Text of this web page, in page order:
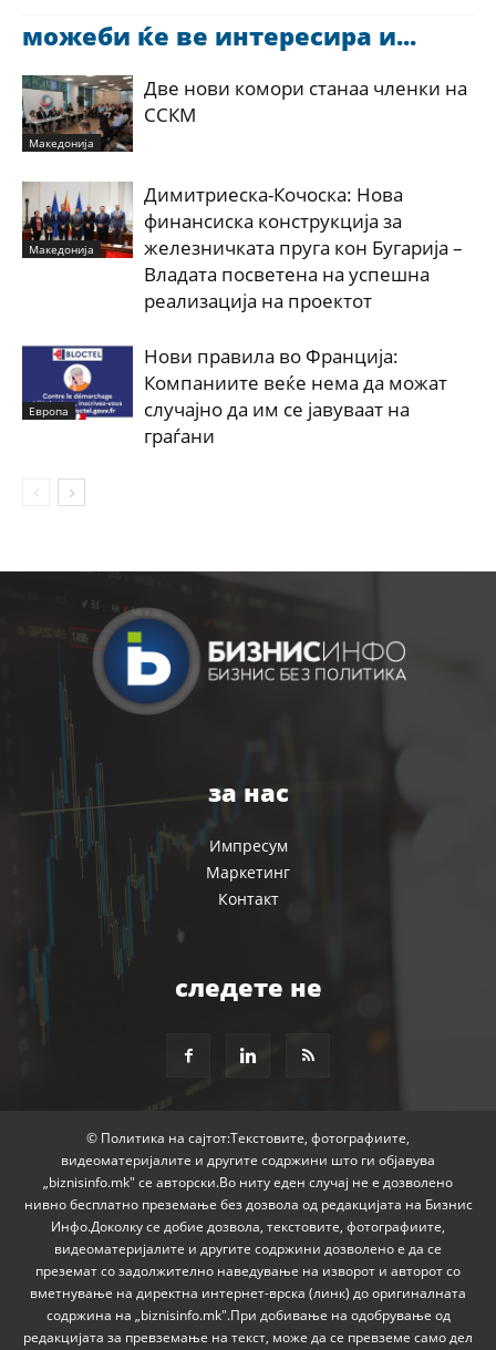
можеби ќе ве интересира и...
Македонија
Две нови комори станаа членки на
ССКМ
Македонија
Димитриеска-Кочоска: Нова
финансиска конструкција за
железничката пруга кон Бугарија –
Владата посветена на успешна
реализација на проектот
Европа
Нови правила во Франција:
Компаниите веќе нема да можат
случајно да им се јавуваат на
граѓани
за нас
Импресум
Маркетинг
Контакт
следете не
© Политика на сајтот:Текстовите, фотографиите,
видеоматеријалите и другите содржини што ги објавува
„biznisinfo.mk" се авторски.Во ниту еден случај не е дозволено
нивно бесплатно преземање без дозвола од редакцијата на Бизнис
Инфо.Доколку се добие дозвола, текстовите, фотографиите,
видеоматеријалите и другите содржини дозволено е да се
преземат со задолжително наведување на изворот и авторот со
вметнување на директна интернет-врска (линк) до оригиналната
содржина на „biznisinfo.mk".При добивање на одобрување од
редакцијата за превземање на текст, може да се превземе само дел